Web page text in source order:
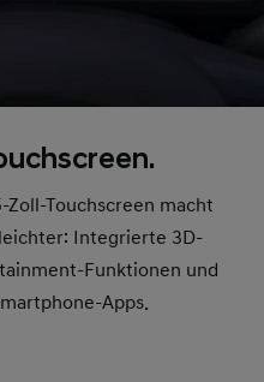
Touchscreen macht
Integrierte 3D-
Funktionen und
Apps.